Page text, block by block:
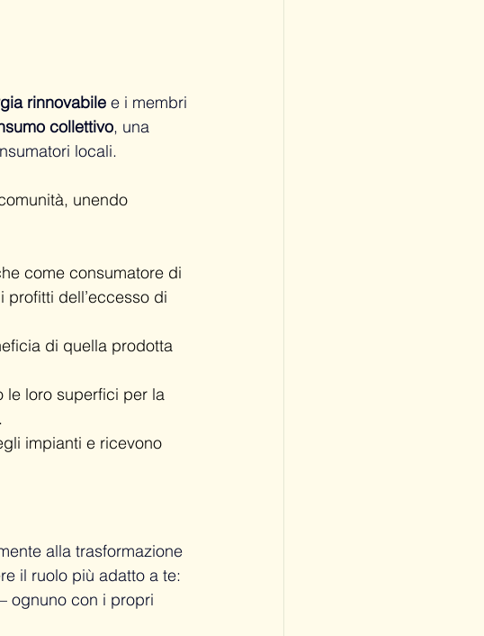
rinnovabile e i membri
collettivo, una
locali.
unendo
come consumatore di
dell’eccesso di
di quella prodotta
le loro superfici per la
impianti e ricevono
alla trasformazione
il ruolo più adatto a te:
ognuno con i propri